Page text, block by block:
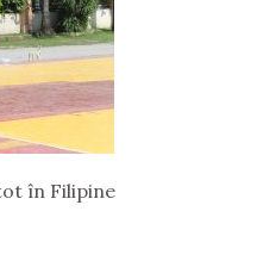
în Filipine